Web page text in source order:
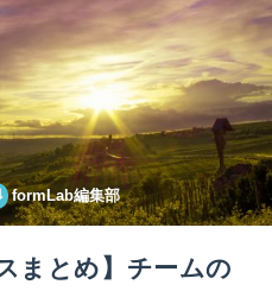
まとめ】チームの
formLab編集部